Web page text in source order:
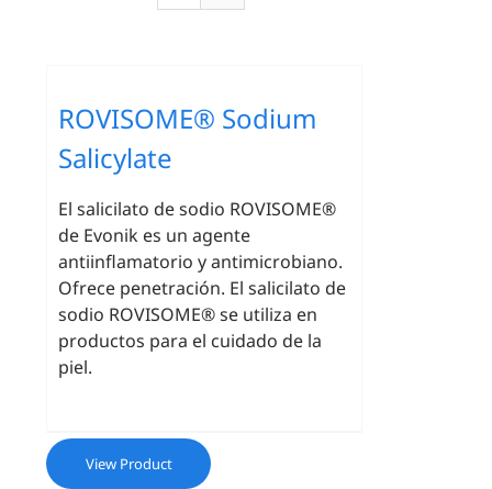
ROVISOME® Sodium
Salicylate
El salicilato de sodio ROVISOME®
de Evonik es un agente
antiinflamatorio y antimicrobiano.
Ofrece penetración. El salicilato de
sodio ROVISOME® se utiliza en
productos para el cuidado de la
piel.
View Product